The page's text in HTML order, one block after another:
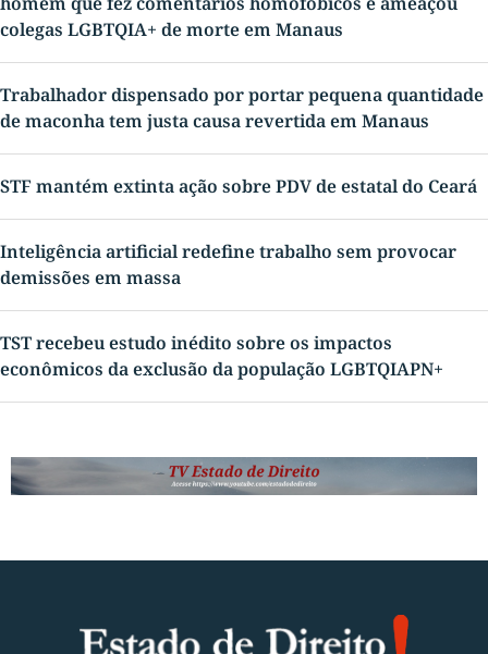
colegas LGBTQIA+ de morte em Manaus
Trabalhador dispensado por portar pequena quantidade
de maconha tem justa causa revertida em Manaus
STF mantém extinta ação sobre PDV de estatal do Ceará
Inteligência artificial redefine trabalho sem provocar
demissões em massa
TST recebeu estudo inédito sobre os impactos
econômicos da exclusão da população LGBTQIAPN+